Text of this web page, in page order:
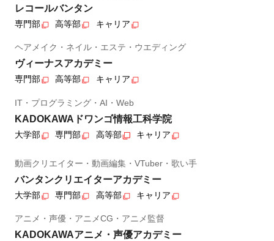
レコールバンタン
専門部 高等部 キャリア
ヘアメイク・ネイル・エステ・ウエディング
ヴィーナスアカデミー
専門部 高等部 キャリア
IT・プログラミング・AI・Web
KADOKAWAドワンゴ情報工科学院
大学部 専門部 高等部 キャリア
動画クリエイター・動画編集・VTuber・歌い手
バンタンクリエイターアカデミー
大学部 専門部 高等部 キャリア
アニメ・声優・アニメCG・アニメ監督
KADOKAWAアニメ・声優アカデミー